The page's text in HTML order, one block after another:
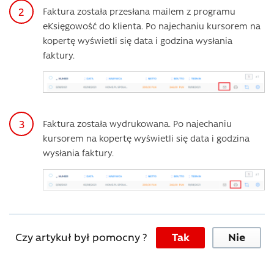
Faktura została przesłana mailem z programu
eKsięgowość do klienta. Po najechaniu kursorem na
kopertę wyświetli się data i godzina wysłania
faktury.
Faktura została wydrukowana. Po najechaniu
kursorem na kopertę wyświetli się data i godzina
wysłania faktury.
Czy artykuł był pomocny ? Tak Nie